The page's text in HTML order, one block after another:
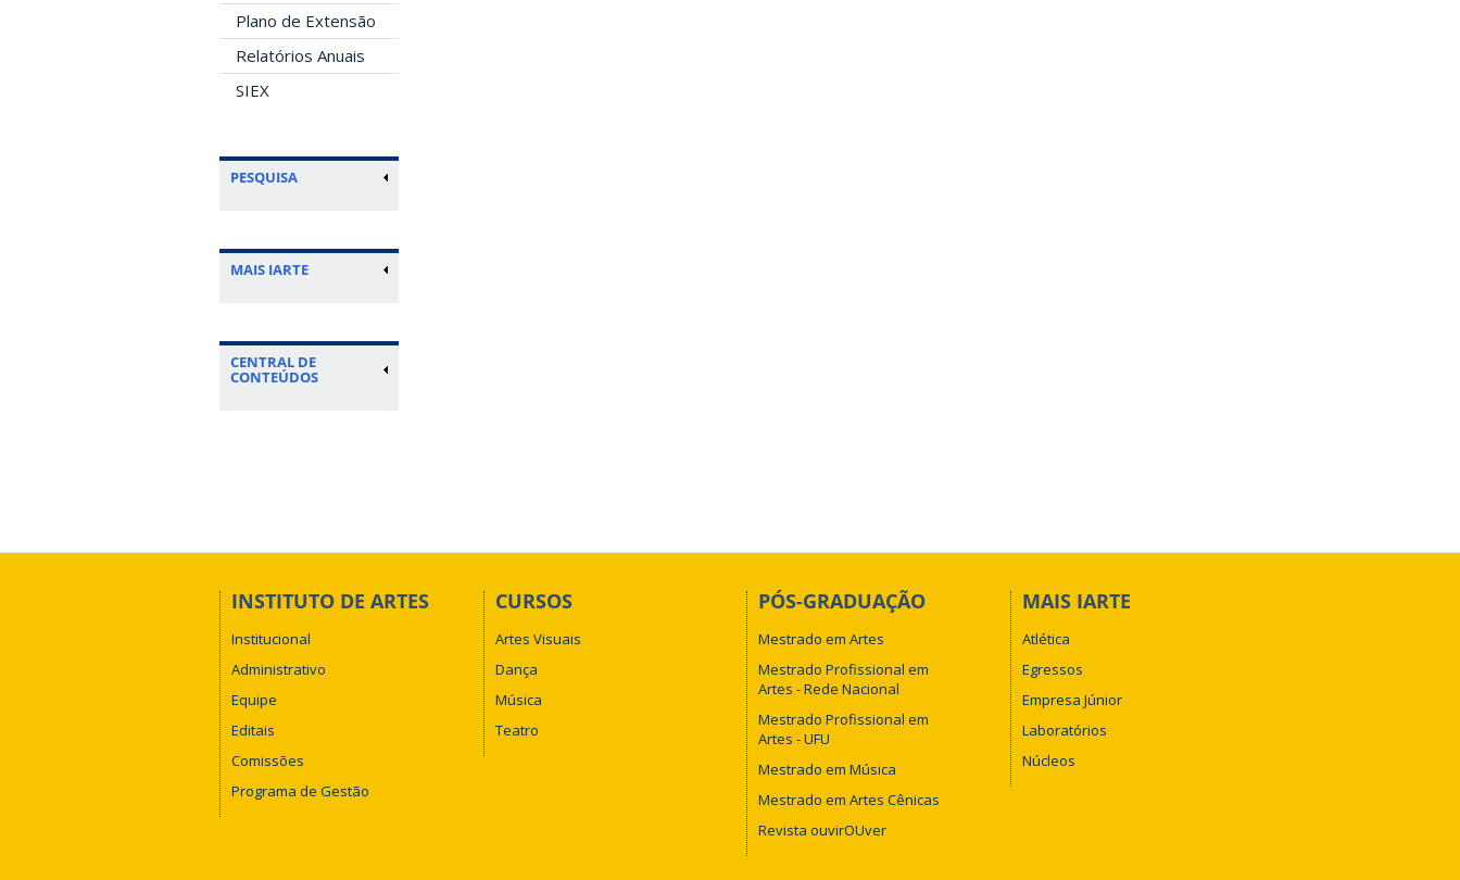
Plano de Extensão
Relatórios Anuais
SIEX
PESQUISA
MAIS IARTE
CENTRAL DE
CONTEÚDOS
INSTITUTO DE ARTES
Institucional
Administrativo
Equipe
Editais
Comissões
Programa de Gestão
CURSOS
Artes Visuais
Dança
Música
Teatro
PÓS-GRADUAÇÃO
Mestrado em Artes
Mestrado Profissional em
Artes - Rede Nacional
Mestrado Profissional em
Artes - UFU
Mestrado em Música
Mestrado em Artes Cênicas
Revista ouvirOUver
MAIS IARTE
Atlética
Egressos
Empresa Júnior
Laboratórios
Núcleos